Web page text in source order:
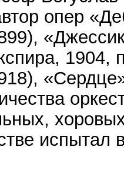
опер
1904,
испытал